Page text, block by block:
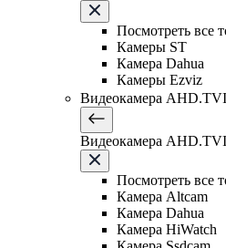
Посмотреть все
Камеры ST
Камера Dahua
Камеры Ezviz
Видеокамера
Видеокамера
Посмотреть все
Камера Altcam
Камера Dahua
Камера HiWatch